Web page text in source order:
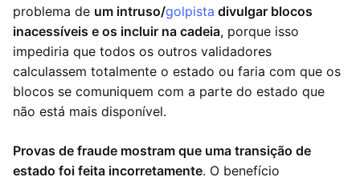
problema de um intruso/golpista divulgar blocos
inacessíveis e os incluir na cadeia, porque isso
impediria que todos os outros validadores
calculassem totalmente o estado ou faria com que os
blocos se comuniquem com a parte do estado que
não está mais disponível.
Provas de fraude mostram que uma transição de
estado foi feita incorretamente. O benefício